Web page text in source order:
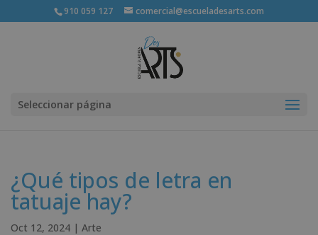
910 059 127 comercial@escueladesarts.com
Seleccionar página
¿Qué tipos de letra en
tatuaje hay?
Oct 12, 2024 | Arte